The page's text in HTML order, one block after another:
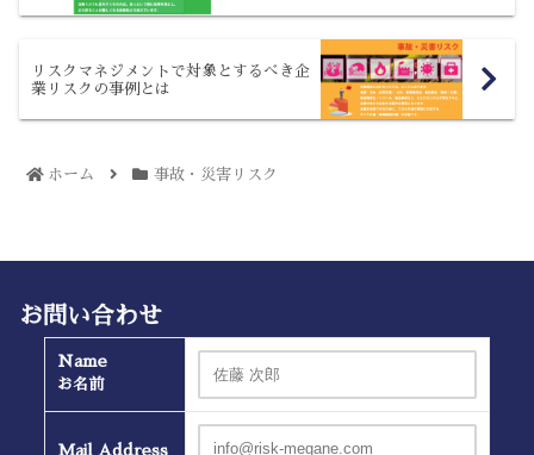
リスクマネジメントで対象とするべき企
業リスクの事例とは
ホーム 事故・災害リスク
お問い合わせ
Name
お名前
Mail Address